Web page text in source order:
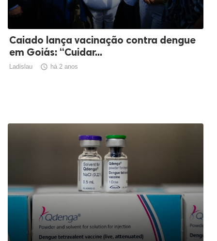
Caiado lança vacinação contra dengue
em Goiás: “Cuidar...
Ladislau  há 2 anos